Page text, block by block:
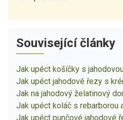
Související články
Jak upéct košíčky s
Jak upéct jahodové řezy s
Jak na jahodový želatinový
Jak upéct koláč s rebarborou
Jak upéct punčové jahodové